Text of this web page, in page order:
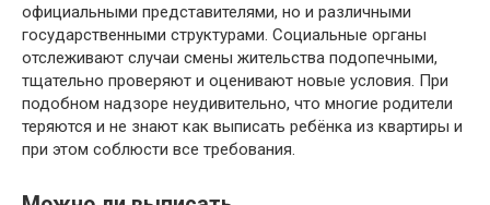
официальными представителями, но и различными
государственными структурами. Социальные органы
отслеживают случаи смены жительства подопечными,
тщательно проверяют и оценивают новые условия. При
подобном надзоре неудивительно, что многие родители
теряются и не знают как выписать ребёнка из квартиры и
при этом соблюсти все требования.